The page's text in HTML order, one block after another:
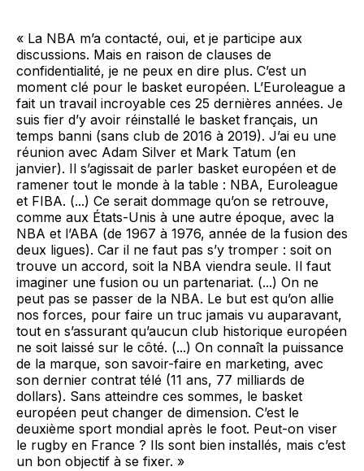
« La NBA m’a contacté, oui, et je participe aux
discussions. Mais en raison de clauses de
confidentialité, je ne peux en dire plus. C’est un
moment clé pour le basket européen. L’Euroleague a
fait un travail incroyable ces 25 dernières années. Je
suis fier d’y avoir réinstallé le basket français, un
temps banni (sans club de 2016 à 2019). J’ai eu une
réunion avec Adam Silver et Mark Tatum (en
janvier). Il s’agissait de parler basket européen et de
ramener tout le monde à la table : NBA, Euroleague
et FIBA. (...) Ce serait dommage qu’on se retrouve,
comme aux États-Unis à une autre époque, avec la
NBA et l’ABA (de 1967 à 1976, année de la fusion des
deux ligues). Car il ne faut pas s’y tromper : soit on
trouve un accord, soit la NBA viendra seule. Il faut
imaginer une fusion ou un partenariat. (...) On ne
peut pas se passer de la NBA. Le but est qu’on allie
nos forces, pour faire un truc jamais vu auparavant,
tout en s’assurant qu’aucun club historique européen
ne soit laissé sur le côté. (...) On connaît la puissance
de la marque, son savoir-faire en marketing, avec
son dernier contrat télé (11 ans, 77 milliards de
dollars). Sans atteindre ces sommes, le basket
européen peut changer de dimension. C’est le
deuxième sport mondial après le foot. Peut-on viser
le rugby en France ? Ils sont bien installés, mais c’est
un bon objectif à se fixer. »